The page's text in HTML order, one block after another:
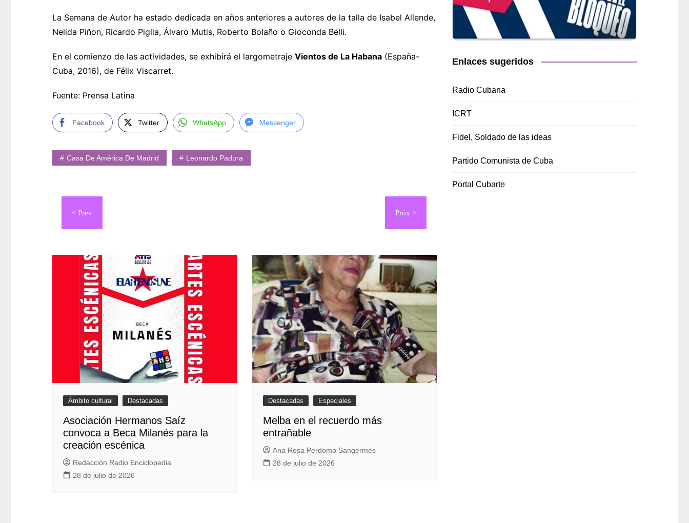
La Semana de Autor ha estado dedicada en años anteriores a autores de la talla de Isabel Allende,
Nelida Piñon, Ricardo Piglia, Álvaro Mutis, Roberto Bolaño o Gioconda Belli.
En el comienzo de las actividades, se exhibirá el largometraje Vientos de La Habana (España-
Cuba, 2016), de Félix Viscarret.
Fuente: Prensa Latina
Facebook Twitter WhatsApp Messenger
Casa De América De Madrid Leonardo Padura
Navegación
Ámbito cultural Destacadas
Asociación Hermanos Saíz
convoca a Beca Milanés para la
creación escénica
Redacción Radio Enciclopedia
28 de julio de 2026
Destacadas Especiales
Melba en el recuerdo más
entrañable
Ana Rosa Perdomo Sangermés
28 de julio de 2026
Enlaces sugeridos
Radio Cubana
ICRT
Fidel, Soldado de las ideas
Partido Comunista de Cuba
Portal Cubarte